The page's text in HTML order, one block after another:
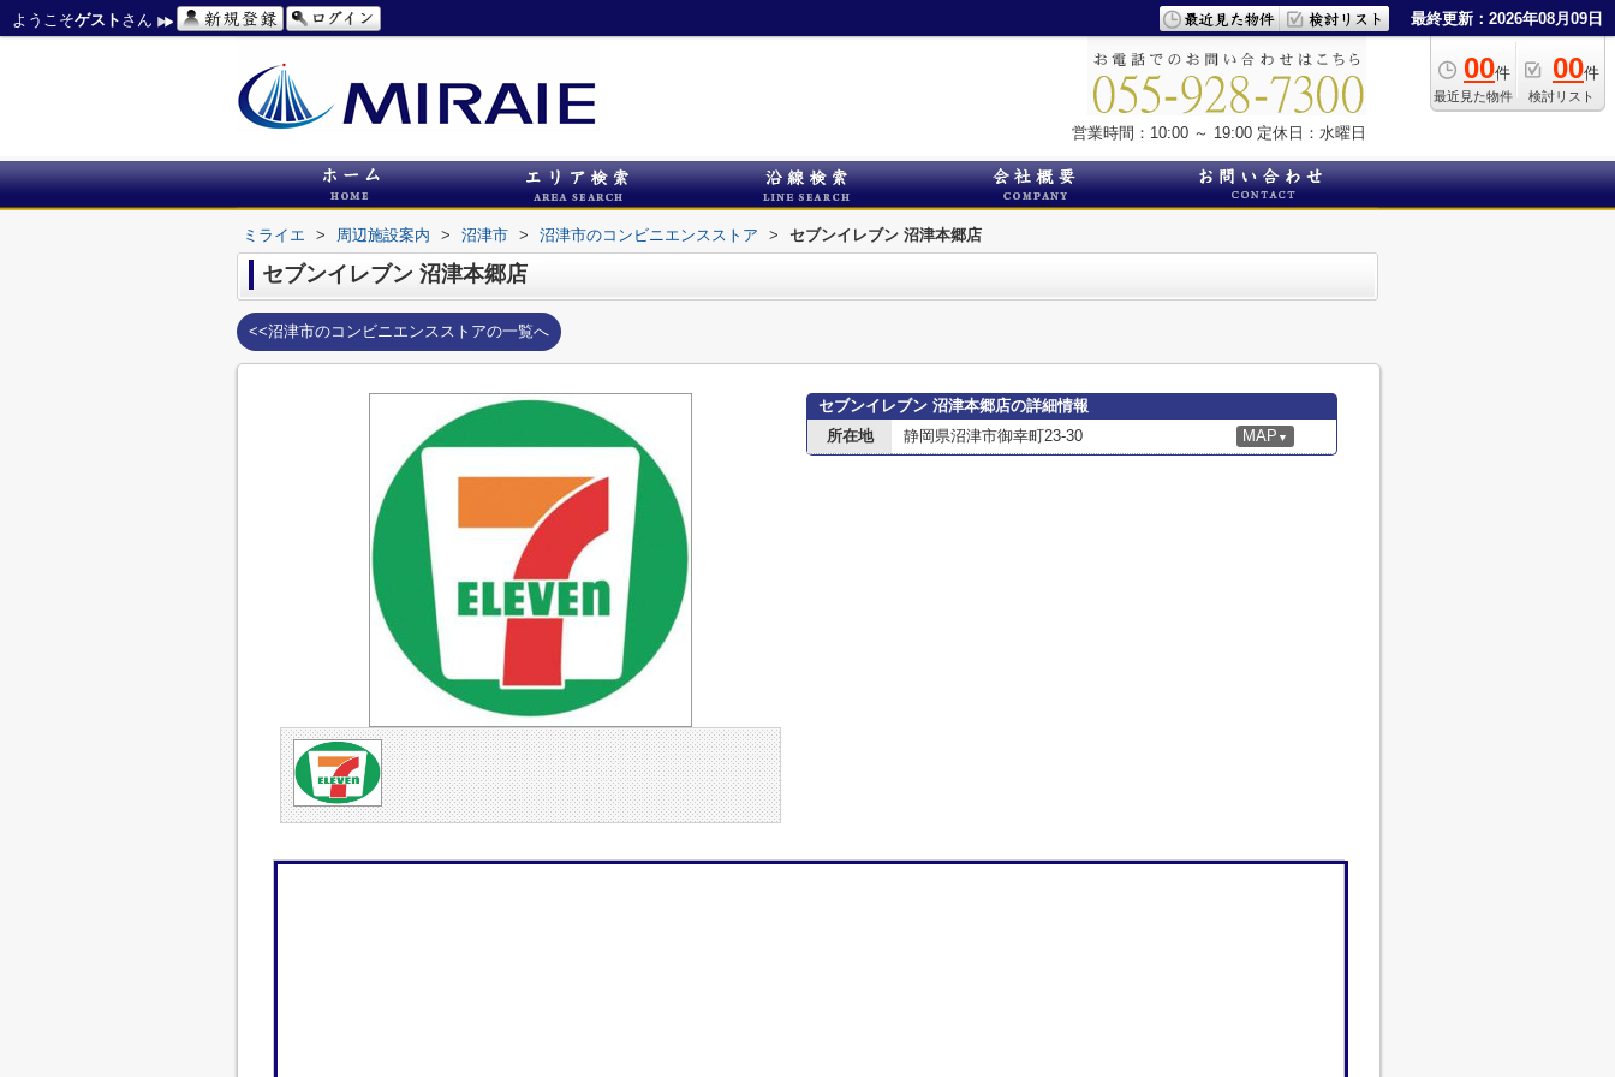
ようこそゲスト さん 最終更新：2026年08月09日
00件
最近見た物件
00件
検討リスト
営業時間：10:00 ～ 19:00 定休日：水曜日
ミライエ > 周辺施設案内 > 沼津市 > 沼津市のコンビニエンスストア > セブンイレブン 沼津本郷店
セブンイレブン 沼津本郷店
<<沼津市のコンビニエンスストアの一覧へ
セブンイレブン 沼津本郷店の詳細情報
所在地
静岡県沼津市御幸町23-30 MAP ▼